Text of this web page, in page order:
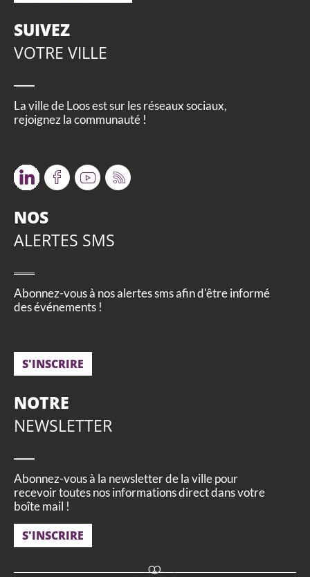
SUIVEZ
VOTRE VILLE
La ville de Loos est sur les réseaux sociaux,
rejoignez la communauté !
TwitterFacebookYoutube
RSS
NOS
ALERTES SMS
Abonnez-vous à nos alertes sms afin d'être informé
des événements !
S'INSCRIRE
NOTRE
NEWSLETTER
Abonnez-vous à la newsletter de la ville pour
recevoir toutes nos informations direct dans votre
boîte mail !
S'INSCRIRE